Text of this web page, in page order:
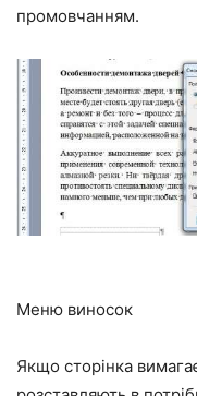
промовчанням.
Меню виносок
Якщо сторінка